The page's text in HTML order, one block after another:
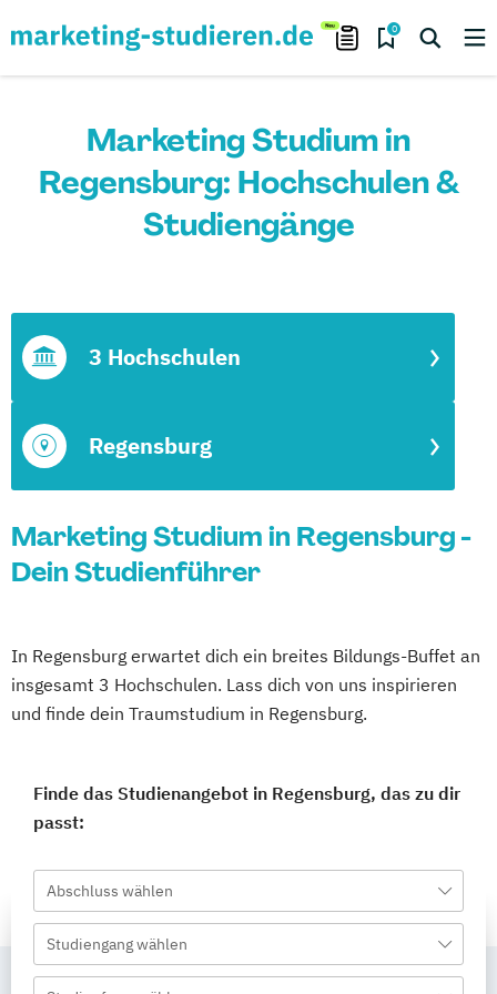
0
Marketing Studium in
Regensburg: Hochschulen &
Studiengänge
Regensburg
3 Hochschulen
Marketing Studium in Regensburg -
Dein Studienführer
In Regensburg erwartet dich ein breites Bildungs-Buffet an
insgesamt 3 Hochschulen. Lass dich von uns inspirieren
und finde dein Traumstudium in Regensburg.
Finde das Studienangebot in Regensburg, das zu dir
passt:
Abschluss wählen
Studiengang wählen